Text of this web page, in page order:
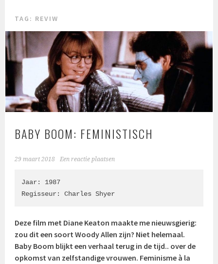
TAG: REVIW
BABY BOOM: FEMINISTISCH
29 maart 2018 Een reactie plaatsen
Jaar: 1987
Regisseur: Charles Shyer
Deze film met Diane Keaton maakte me nieuwsgierig:
zou dit een soort Woody Allen zijn? Niet helemaal.
Baby Boom blijkt een verhaal terug in de tijd.. over de
opkomst van zelfstandige vrouwen. Feminisme à la